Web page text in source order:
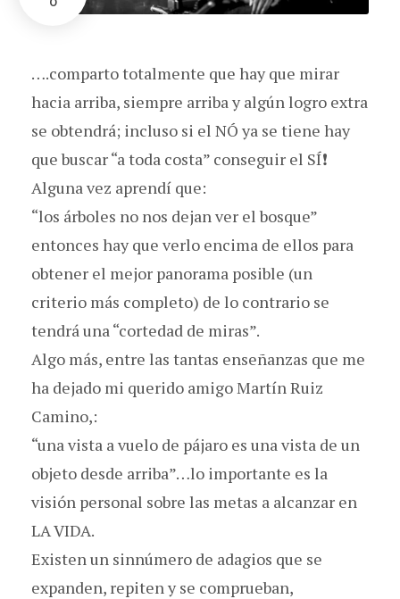
….comparto totalmente que hay que mirar
hacia arriba, siempre arriba y algún logro extra
se obtendrá; incluso si el NÓ ya se tiene hay
que buscar “a toda costa” conseguir el SÍ❗
Alguna vez aprendí que:
“los árboles no nos dejan ver el bosque”
entonces hay que verlo encima de ellos para
obtener el mejor panorama posible (un
criterio más completo) de lo contrario se
tendrá una “cortedad de miras”.
Algo más, entre las tantas enseñanzas que me
ha dejado mi querido amigo Martín Ruiz
Camino,:
“una vista a vuelo de pájaro es una vista de un
objeto desde arriba”…lo importante es la
visión personal sobre las metas a alcanzar en
LA VIDA.
Existen un sinnúmero de adagios que se
expanden, repiten y se comprueban,